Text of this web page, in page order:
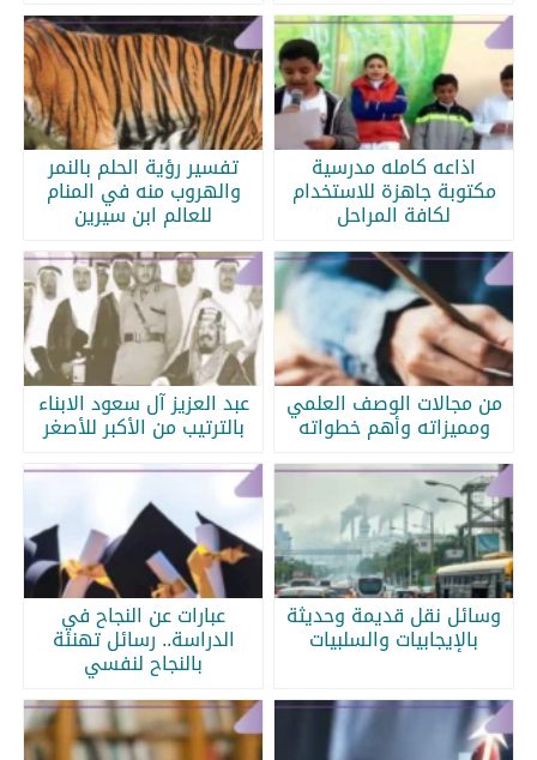
اذاعه كامله مدرسية
مكتوبة جاهزة للاستخدام
لكافة المراحل
تفسير رؤية الحلم بالنمر
والهروب منه في المنام
للعالم ابن سيرين
من مجالات الوصف العلمي
ومميزاته وأهم خطواته
عبد العزيز آل سعود الابناء
بالترتيب من الأكبر للأصغر
وسائل نقل قديمة وحديثة
بالإيجابيات والسلبيات
عبارات عن النجاح في
الدراسة.. رسائل تهنئة
بالنجاح لنفسي